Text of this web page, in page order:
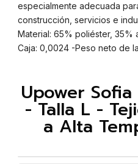
especialmente adecuada
construcción, servicios e
Material: 65% poliéster, 35%
Caja: 0,0024 -Peso neto de
Upower
- Talla L -
a Alta